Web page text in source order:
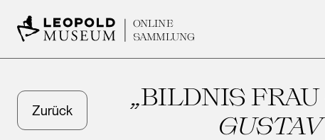
ONLINE
SAMMLUNG
Zurück
„BILDNIS